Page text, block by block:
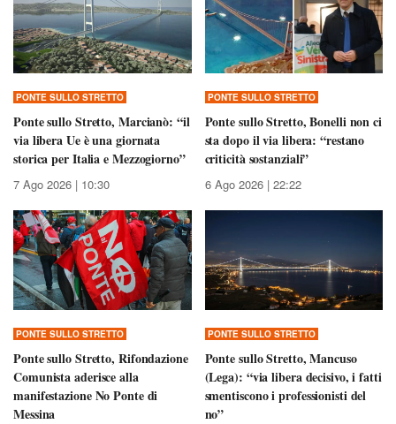
PONTE SULLO STRETTO
Ponte sullo Stretto, Marcianò: “il
via libera Ue è una giornata
storica per Italia e Mezzogiorno”
7 Ago 2026 | 10:30
PONTE SULLO STRETTO
Ponte sullo Stretto, Bonelli non ci
sta dopo il via libera: “restano
criticità sostanziali”
6 Ago 2026 | 22:22
PONTE SULLO STRETTO
Ponte sullo Stretto, Rifondazione
Comunista aderisce alla
manifestazione No Ponte di
Messina
PONTE SULLO STRETTO
Ponte sullo Stretto, Mancuso
(Lega): “via libera decisivo, i fatti
smentiscono i professionisti del
no”